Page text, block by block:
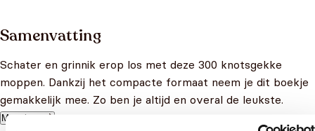
Samenvatting
Schater en grinnik erop los met deze 300 knotsgekke
moppen. Dankzij het compacte formaat neem je dit boekje
gemakkelijk mee. Zo ben je altijd en overal de leukste.
Meer lezen